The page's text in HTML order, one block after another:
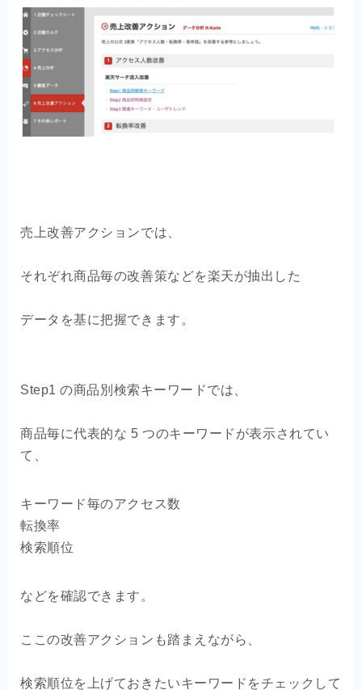
売上改善アクションでは、
それぞれ商品毎の改善策などを楽天が抽出した
データを基に把握できます。
Step1 の商品別検索キーワードでは、
商品毎に代表的な 5 つのキーワードが表示されてい
て、
キーワード毎のアクセス数
転換率
検索順位
などを確認できます。
ここの改善アクションも踏まえながら、
検索順位を上げておきたいキーワードをチェックして